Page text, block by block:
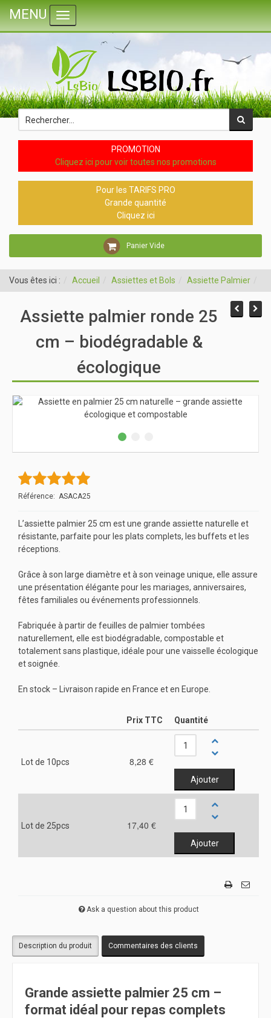
PROMOTION
Cliquez ici pour voir toutes nos promotions
Pour les TARIFS PRO
Grande quantité
Cliquez ici
Panier Vide
MENU Toggle navigation
Vous êtes ici : Accueil Assiettes et Bols Assiette Palmier
Assiette palmier ronde 25
cm – biodégradable &
écologique
Référence: ASACA25
L’assiette palmier 25 cm est une grande assiette naturelle et
résistante, parfaite pour les plats complets, les buffets et les
réceptions.
Grâce à son large diamètre et à son veinage unique, elle assure
une présentation élégante pour les mariages, anniversaires,
fêtes familiales ou événements professionnels.
Fabriquée à partir de feuilles de palmier tombées
naturellement, elle est biodégradable, compostable et
totalement sans plastique, idéale pour une vaisselle écologique
et soignée.
En stock – Livraison rapide en France et en Europe.
Prix TTC Quantité
Lot de 10pcs 8,28 €
Lot de 25pcs 17,40 €
Ask a question about this product
Description du produit Commentaires des clients
Grande assiette palmier 25 cm –
format idéal pour repas complets